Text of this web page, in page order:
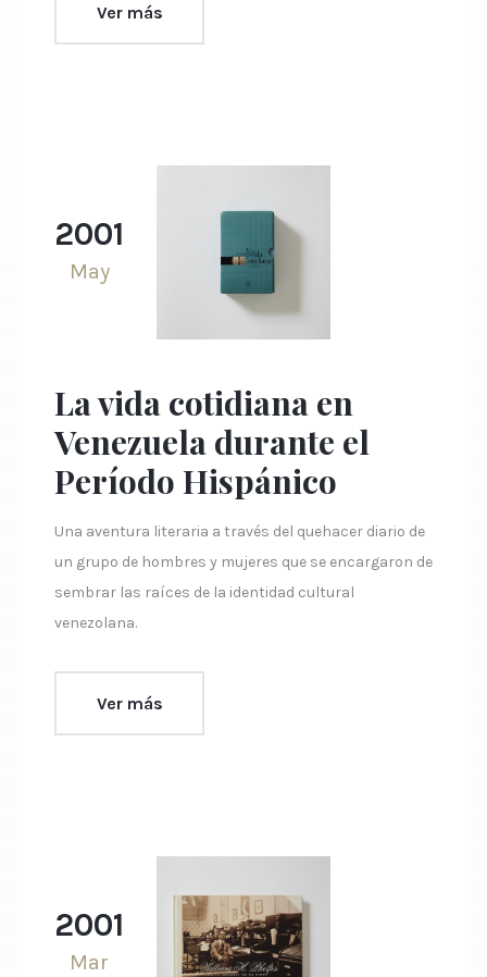
Ver más
2001
May
La vida cotidiana en
Venezuela durante el
Período Hispánico
Una aventura literaria a través del quehacer diario de
un grupo de hombres y mujeres que se encargaron de
sembrar las raíces de la identidad cultural
venezolana.
Ver más
2001
Mar